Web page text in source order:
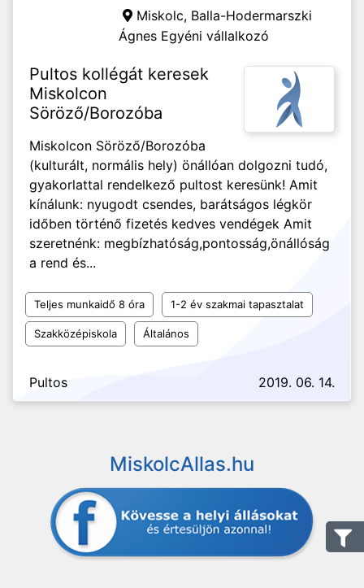
Miskolc, Balla-Hodermarszki
Ágnes Egyéni vállalkozó
Pultos kollégát keresek
Miskolcon
Söröző/Borozóba
Miskolcon Söröző/Borozóba
(kulturált, normális hely) önállóan dolgozni tudó,
gyakorlattal rendelkező pultost keresünk! Amit
kínálunk: nyugodt csendes, barátságos légkör
időben történő fizetés kedves vendégek Amit
szeretnénk: megbízhatóság,pontosság,önállóság
a rend és...
Teljes munkaidő 8 óra 1-2 év szakmai tapasztalat
Szakközépiskola Általános
Pultos 2019. 06. 14.
MiskolcAllas.hu